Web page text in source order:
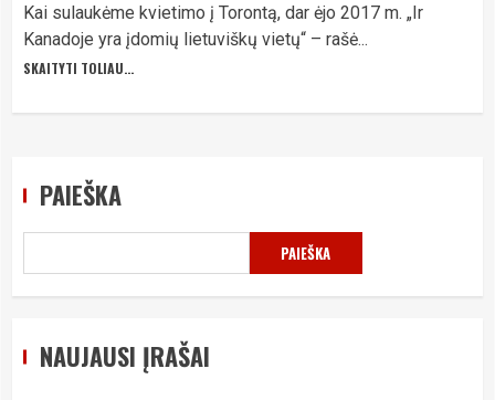
Kai sulaukėme kvietimo į Torontą, dar ėjo 2017 m. „Ir
Kanadoje yra įdomių lietuviškų vietų“ – rašė...
SKAITYTI TOLIAU...
PAIEŠKA
PAIEŠKA
NAUJAUSI ĮRAŠAI